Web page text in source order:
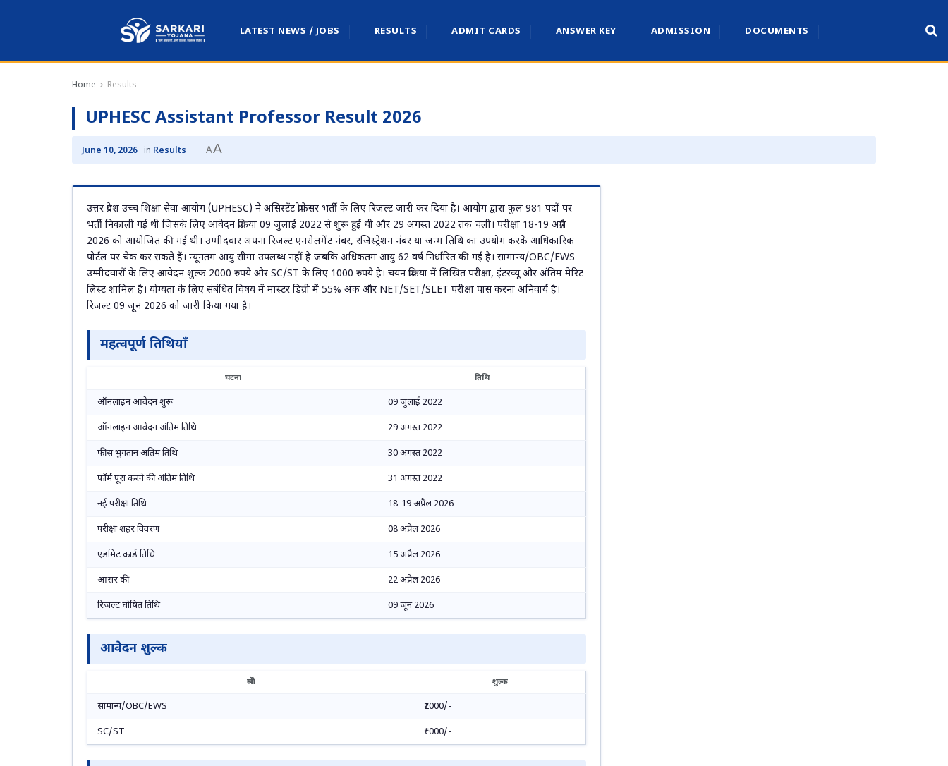
LATEST NEWS / JOBS RESULTS ADMIT CARDS ANSWER KEY ADMISSION DOCUMENTS
Home Results
UPHESC Assistant Professor Result 2026
June 10, 2026 in Results AA
उत्तर प्रदेश उच्च शिक्षा सेवा आयोग (UPHESC) ने असिस्टेंट प्रोफेसर भर्ती के लिए रिजल्ट जारी कर दिया है। आयोग द्वारा कुल 981 पदों पर
भर्ती निकाली गई थी जिसके लिए आवेदन प्रक्रिया 09 जुलाई 2022 से शुरू हुई थी और 29 अगस्त 2022 तक चली। परीक्षा 18-19 अप्रैल
2026 को आयोजित की गई थी। उम्मीदवार अपना रिजल्ट एनरोलमेंट नंबर, रजिस्ट्रेशन नंबर या जन्म तिथि का उपयोग करके आधिकारिक
पोर्टल पर चेक कर सकते हैं। न्यूनतम आयु सीमा उपलब्ध नहीं है जबकि अधिकतम आयु 62 वर्ष निर्धारित की गई है। सामान्य/OBC/EWS
उम्मीदवारों के लिए आवेदन शुल्क 2000 रुपये और SC/ST के लिए 1000 रुपये है। चयन प्रक्रिया में लिखित परीक्षा, इंटरव्यू और अंतिम मेरिट
लिस्ट शामिल है। योग्यता के लिए संबंधित विषय में मास्टर डिग्री में 55% अंक और NET/SET/SLET परीक्षा पास करना अनिवार्य है।
रिजल्ट 09 जून 2026 को जारी किया गया है।
महत्वपूर्ण तिथियाँ
घटना तिथि
ऑनलाइन आवेदन शुरू 09 जुलाई 2022
ऑनलाइन आवेदन अंतिम तिथि 29 अगस्त 2022
फीस भुगतान अंतिम तिथि 30 अगस्त 2022
फॉर्म पूरा करने की अंतिम तिथि 31 अगस्त 2022
नई परीक्षा तिथि 18-19 अप्रैल 2026
परीक्षा शहर विवरण 08 अप्रैल 2026
एडमिट कार्ड तिथि 15 अप्रैल 2026
आंसर की 22 अप्रैल 2026
रिजल्ट घोषित तिथि 09 जून 2026
आवेदन शुल्क
श्रेणी शुल्क
सामान्य/OBC/EWS ₹2000/-
SC/ST ₹1000/-